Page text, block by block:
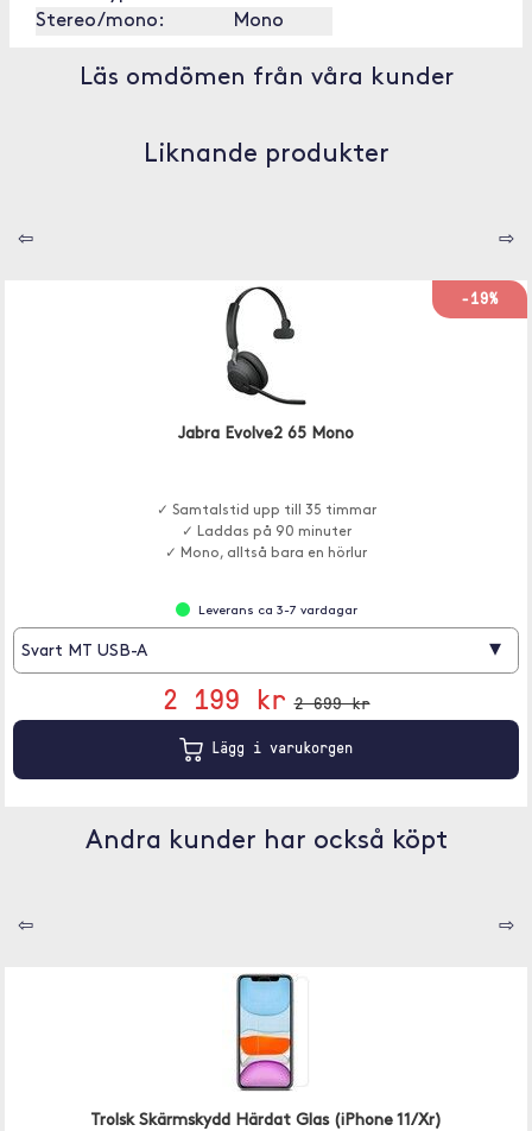
Stereo/mono:
Mono
Läs omdömen från våra kunder
Liknande produkter
⇦ ⇨
-19%
Jabra Evolve2 65 Mono
✓ Samtalstid upp till 35 timmar
✓ Laddas på 90 minuter
✓ Mono, alltså bara en hörlur
Leverans ca 3-7 vardagar
Svart MT USB-A ▾
2 199 kr 2 699 kr
Lägg i varukorgen
Andra kunder har också köpt
⇦ ⇨
Trolsk Skärmskydd Härdat Glas (iPhone 11/Xr)